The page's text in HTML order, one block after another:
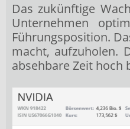
Das zukünftige
Unternehmen
Führungsposition.
macht, aufzuholen.
absehbare Zeit hoch